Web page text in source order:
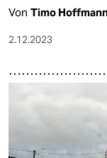
Von Timo
2.12.2023